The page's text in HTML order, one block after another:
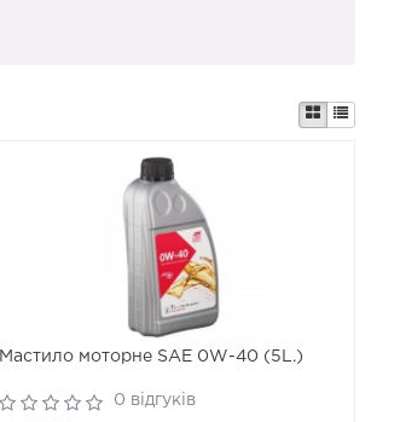
Мастило моторне SAE 0W-40 (5L.)
0 відгуків